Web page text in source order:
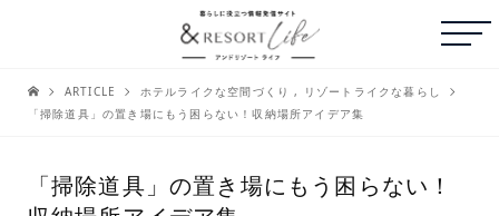
ARTICLE ホテルライクな空間づくり ,
リゾートライクな暮らし
「掃除道具」の置き場にもう困らない！収納場所アイデア集
「掃除道具」の置き場にもう困らない！